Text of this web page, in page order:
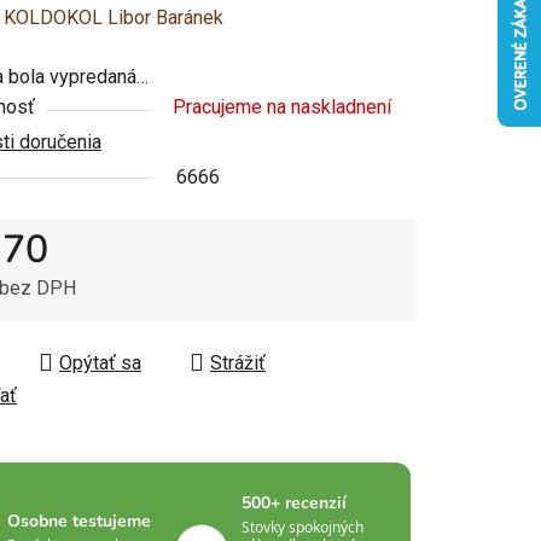
KOLDOKOL Libor Baránek
bola vypredaná…
Pracujeme na naskladnení
doručenia
6666
DPH
Opýtať sa
Strážiť
Osobne testujeme
500+ recenzií
Stovky spokojných